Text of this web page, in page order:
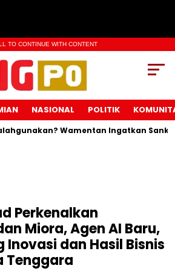
TO CONTINUE WITH CONTENT
NASIONAL POLITIK
Wamentan Ingatkan Sanksi
Perkenalkan
Miora, Agen AI Baru,
Inovasi dan Hasil Bisnis
Tenggara